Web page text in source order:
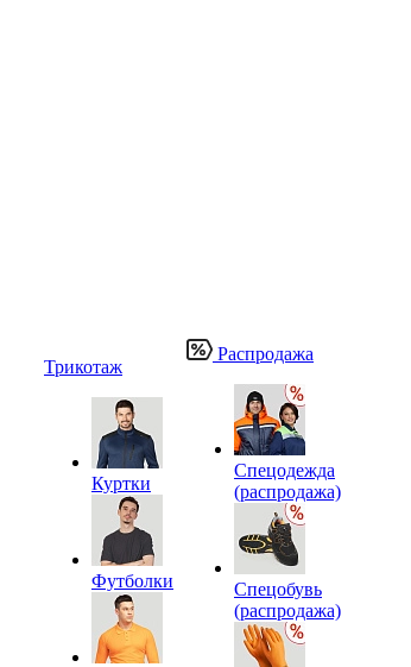
Трикотаж
Куртки
Футболки
Распродажа
Спецодежда
(распродажа)
Спецобувь
(распродажа)